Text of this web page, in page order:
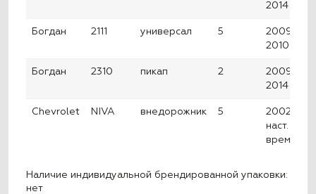
2014
Богдан 2111 универсал 5
2009 —
2010
Богдан 2310 пикап 2
2009 —
2014
Chevrolet NIVA внедорожник 5
2002 —
наст.
время
Наличие индивидуальной брендированной упаковки:
нет